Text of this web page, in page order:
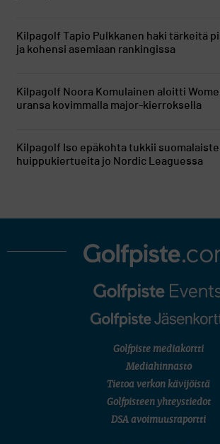
Kilpagolf Tapio Pulkkanen haki tärkeitä
ja kohensi asemiaan rankingissa
Kilpagolf Noora Komulainen aloitti
uransa kovimmalla major-kierroksella
Kilpagolf Iso epäkohta tukkii
huippukiertueita jo Nordic Leaguessa
Golfpiste mediakortti
Mediahinnasto
Tietoa verkon kävijöistä
Golfpisteen yhteystiedot
DSA avoimuusraportti